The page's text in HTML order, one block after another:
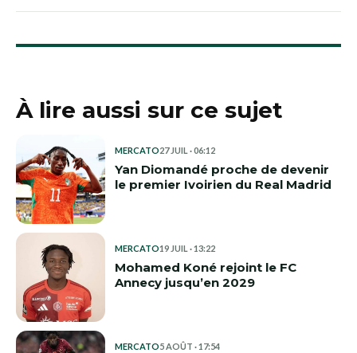
À lire aussi sur ce sujet
MERCATO27 JUIL · 06:12
Yan Diomandé proche de devenir
le premier Ivoirien du Real Madrid
MERCATO19 JUIL · 13:22
Mohamed Koné rejoint le FC
Annecy jusqu’en 2029
MERCATO5 AOÛT · 17:54